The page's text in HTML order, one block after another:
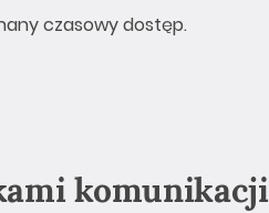
czasowy dostęp.